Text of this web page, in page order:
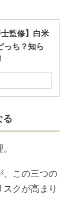
士監修】白米
っち？知ら
る
、この三つの
クが高まり